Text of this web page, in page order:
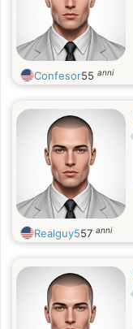
Confesor55 anni
Realguy557 anni